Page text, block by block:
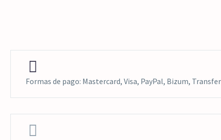


Formas de pago: Mastercard, Visa, PayPal, Bizum,

